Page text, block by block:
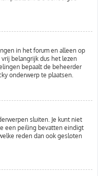
in het forum en alleen op
belangrijk dus het lezen
bepaalt de beheerder
onderwerp te plaatsen.
sluiten. Je kunt niet
een peiling bevatten eindigt
reden dan ook gesloten